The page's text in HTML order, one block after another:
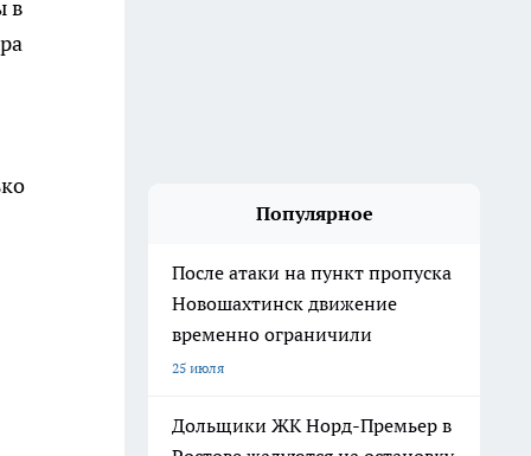
в
Популярное
После атаки на пункт пропуска
Новошахтинск движение
временно ограничили
25 июля
Дольщики ЖК Норд-Премьер в